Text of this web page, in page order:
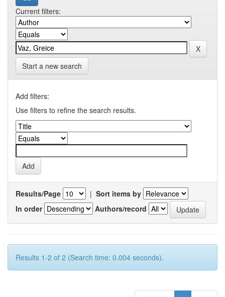
Current filters:
Start a new search
Add filters:
Use filters to refine the search results.
Results/Page | Sort items by
In order
Authors/record
Results 1-2 of 2 (Search time: 0.004 seconds).